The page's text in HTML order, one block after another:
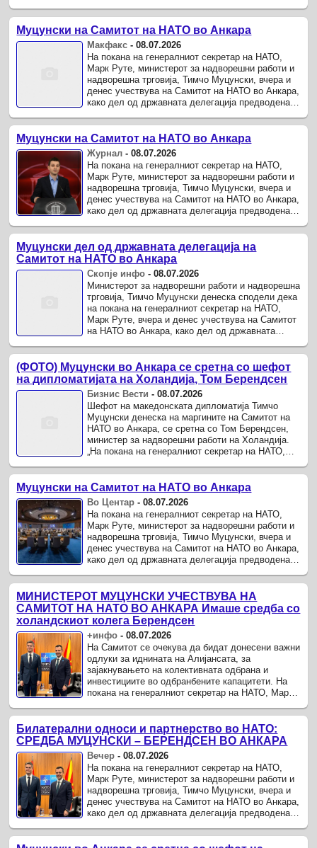
Давкова.
Муцунски на Самитот на НАТО во Анкара
Макфакс -08.07.2026
На покана на генералниот секретар на НАТО,
Марк Руте, министерот за надворешни работи и
надворешна трговија, Тимчо Муцунски, вчера и
денес учествува на Самитот на НАТО во Анкара,
како дел од државната делегација предводена
Давкова.
Муцунски на Самитот на НАТО во Анкара
Журнал -08.07.2026
На покана на генералниот секретар на НАТО,
Марк Руте, министерот за надворешни работи и
надворешна трговија, Тимчо Муцунски, вчера и
денес учествува на Самитот на НАТО во Анкара,
како дел од државната делегација предводена
Давкова.
Муцунски дел од државната делегација на
Самитот на НАТО во Анкара
Скопје инфо -08.07.2026
Министерот за надворешни работи и надворешна
трговија, Тимчо Муцунски денеска сподели дека
на покана на генералниот секретар на НАТО,
Марк Руте, вчера и денес учествува на Самитот
на НАТО во Анкара, како дел од државната
Гордана ...
(ФОТО) Муцунски во Анкара се сретна со шефот
на дипломатијата на Холандија, Том Берендсен
Бизнис Вести -08.07.2026
Шефот на македонската дипломатија Тимчо
Муцунски денеска на маргините на Самитот на
НАТО во Анкара, се сретна со Том Берендсен,
министер за надворешни работи на Холандија.
„На покана на генералниот секретар на НАТО,
Самитот на НАТО во ...
Муцунски на Самитот на НАТО во Анкара
Во Центар -08.07.2026
На покана на генералниот секретар на НАТО,
Марк Руте, министерот за надворешни работи и
надворешна трговија, Тимчо Муцунски, вчера и
денес учествува на Самитот на НАТО во Анкара,
како дел од државната делегација предводена
Давкова.
МИНИСТЕРОТ МУЦУНСКИ УЧЕСТВУВА НА
САМИТОТ НА НАТО ВО АНКАРА Имаше средба со
холандскиот колега Берендсен
+инфо -08.07.2026
На Самитот се очекува да бидат донесени важни
одлуки за иднината на Алијансата, за
зајакнувањето на колективната одбрана и
инвестициите во одбранбените капацитети. На
покана на генералниот секретар на НАТО, Марк
надворешна трговија, Тимчо ...
Билатерални односи и партнерство во НАТО:
СРЕДБА МУЦУНСКИ – БЕРЕНДСЕН ВО АНКАРА
Вечер -08.07.2026
На покана на генералниот секретар на НАТО,
Марк Руте, министерот за надворешни работи и
надворешна трговија, Тимчо Муцунски, вчера и
денес учествува на Самитот на НАТО во Анкара,
како дел од државната делегација предводена
Давкова.